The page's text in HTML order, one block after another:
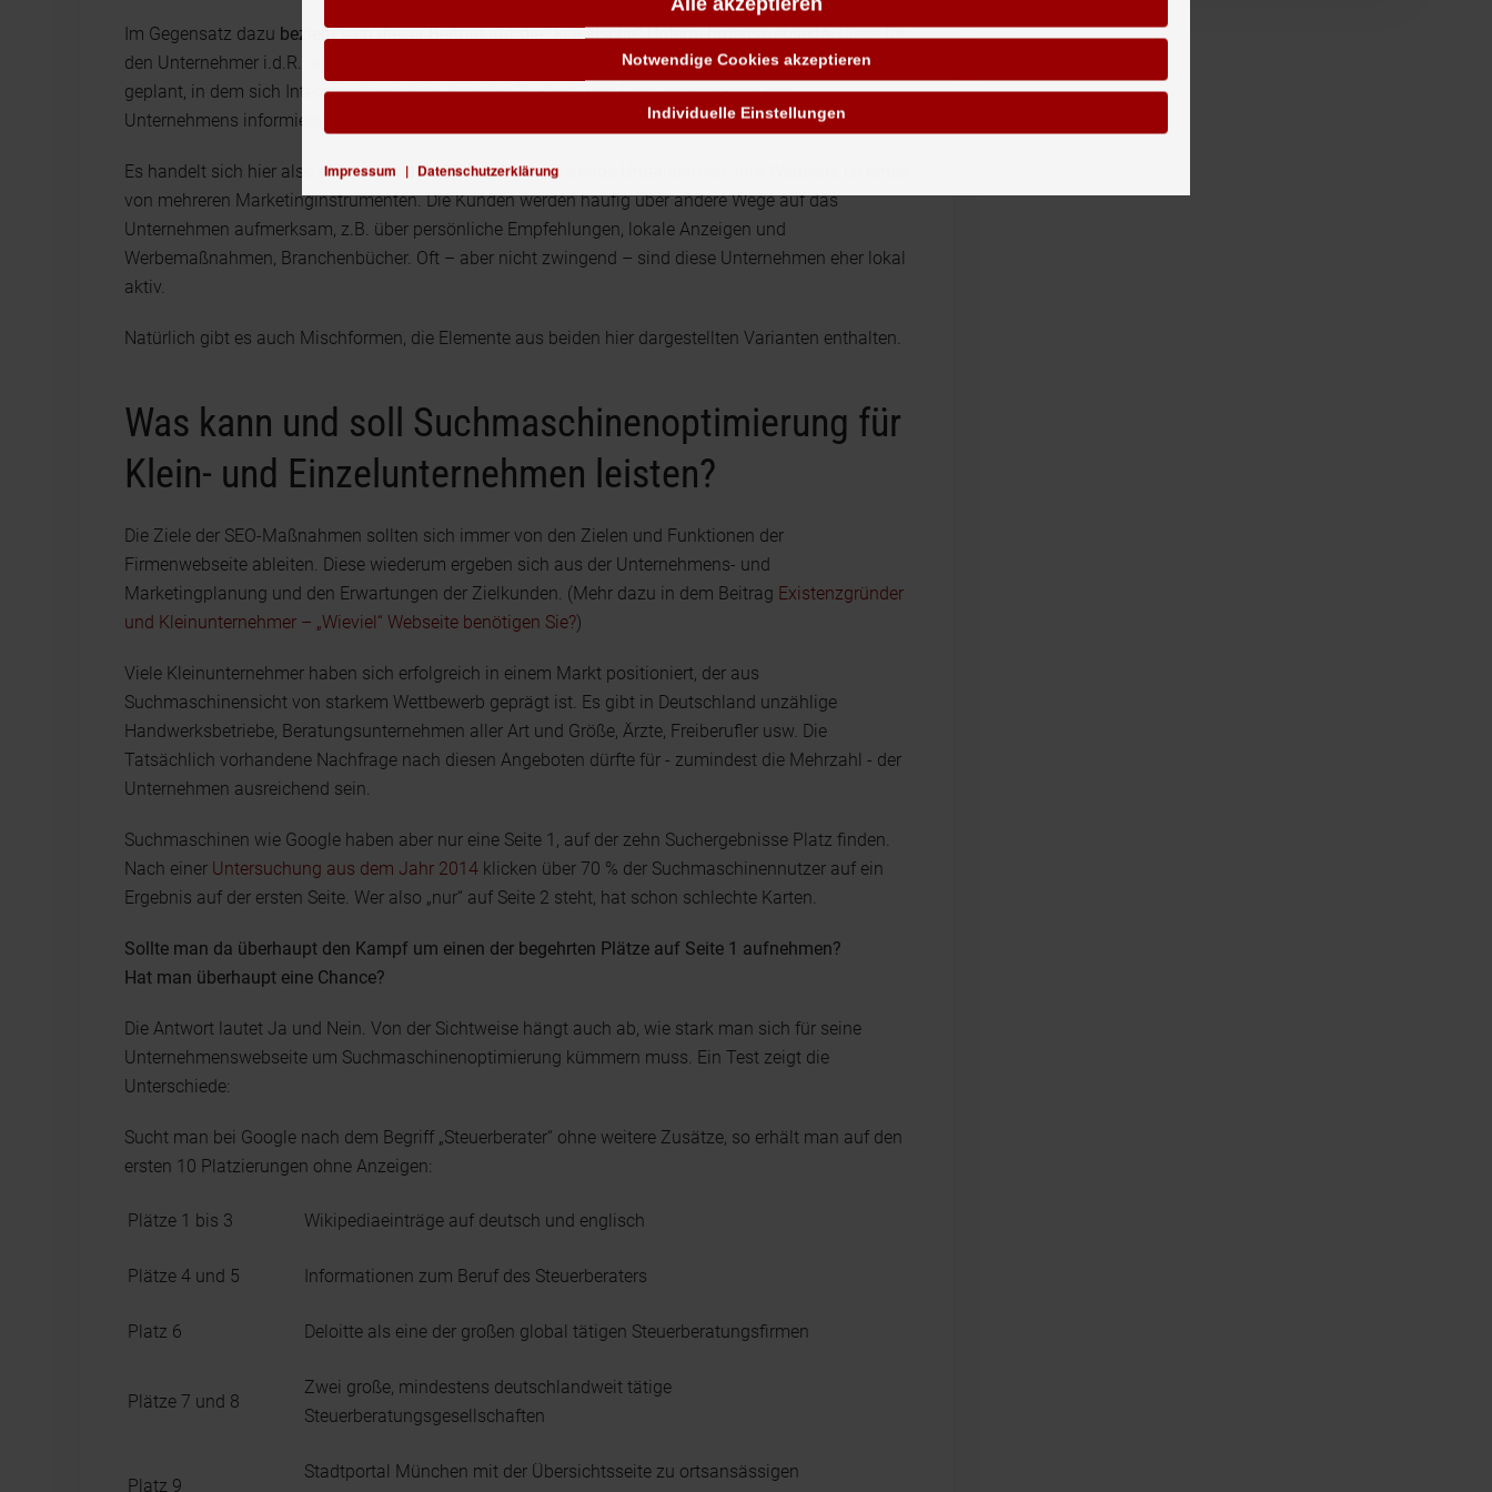
Im Gegensatz dazu bezieht sich dieser Beitrag auf die „klassische“ Unternehmenswebseite. Diese für
den Unternehmer i.d.R. nicht der primäre Vertriebskanal. Sie ist meist als „digitales Schaufenster“
geplant, in dem sich Interessenten näher über das Produkt- und Leistungsangebot des
Unternehmens informieren können.
Es handelt sich hier also eher um in der „Offline-Welt“ agierende Unternehmen. Ihre Webseite ist eines
von mehreren Marketinginstrumenten. Die Kunden werden häufig über andere Wege auf das
Unternehmen aufmerksam, z.B. über persönliche Empfehlungen, lokale Anzeigen und
Werbemaßnahmen, Branchenbücher. Oft – aber nicht zwingend – sind diese Unternehmen eher lokal
aktiv.
Natürlich gibt es auch Mischformen, die Elemente aus beiden hier dargestellten Varianten enthalten.
Was kann und soll Suchmaschinenoptimierung für
Klein- und Einzelunternehmen leisten?
Die Ziele der SEO-Maßnahmen sollten sich immer von den Zielen und Funktionen der
Firmenwebseite ableiten. Diese wiederum ergeben sich aus der Unternehmens- und
Marketingplanung und den Erwartungen der Zielkunden. (Mehr dazu in dem Beitrag Existenzgründer
und Kleinunternehmer – „Wieviel“ Webseite benötigen Sie?)
Viele Kleinunternehmer haben sich erfolgreich in einem Markt positioniert, der aus
Suchmaschinensicht von starkem Wettbewerb geprägt ist. Es gibt in Deutschland unzählige
Handwerksbetriebe, Beratungsunternehmen aller Art und Größe, Ärzte, Freiberufler usw. Die
Tatsächlich vorhandene Nachfrage nach diesen Angeboten dürfte für - zumindest die Mehrzahl - der
Unternehmen ausreichend sein.
Suchmaschinen wie Google haben aber nur eine Seite 1, auf der zehn Suchergebnisse Platz finden.
Nach einer Untersuchung aus dem Jahr 2014 klicken über 70 % der Suchmaschinennutzer auf ein
Ergebnis auf der ersten Seite. Wer also „nur“ auf Seite 2 steht, hat schon schlechte Karten.
Sollte man da überhaupt den Kampf um einen der begehrten Plätze auf Seite 1 aufnehmen?
Hat man überhaupt eine Chance?
Die Antwort lautet Ja und Nein. Von der Sichtweise hängt auch ab, wie stark man sich für seine
Unternehmenswebseite um Suchmaschinenoptimierung kümmern muss. Ein Test zeigt die
Unterschiede:
Sucht man bei Google nach dem Begriff „Steuerberater“ ohne weitere Zusätze, so erhält man auf den
ersten 10 Platzierungen ohne Anzeigen:
Plätze 1 bis 3 Wikipediaeinträge auf deutsch und englisch
Plätze 4 und 5 Informationen zum Beruf des Steuerberaters
Platz 6 Deloitte als eine der großen global tätigen Steuerberatungsfirmen
Plätze 7 und 8
Zwei große, mindestens deutschlandweit tätige
Steuerberatungsgesellschaften
Platz 9
Stadtportal München mit der Übersichtsseite zu ortsansässigen
Notwendige Cookies akzeptieren
Impressum | Datenschutzerklärung
Individuelle Einstellungen